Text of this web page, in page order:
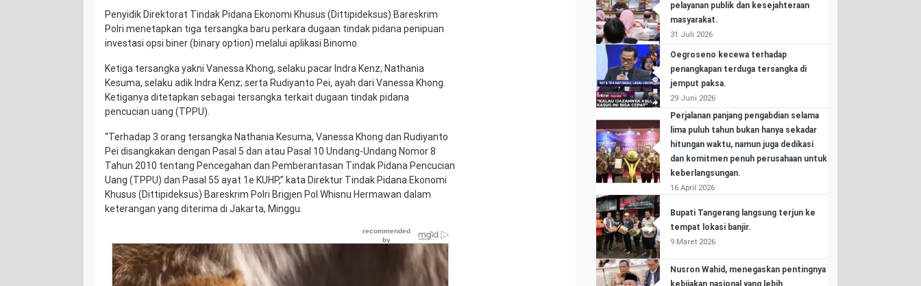
Penyidik Direktorat Tindak Pidana Ekonomi Khusus (Dittipideksus) Bareskrim
Polri menetapkan tiga tersangka baru perkara dugaan tindak pidana penipuan
investasi opsi biner (binary option) melalui aplikasi Binomo.
Ketiga tersangka yakni Vanessa Khong, selaku pacar Indra Kenz; Nathania
Kesuma, selaku adik Indra Kenz; serta Rudiyanto Pei, ayah dari Vanessa Khong.
Ketiganya ditetapkan sebagai tersangka terkait dugaan tindak pidana
pencucian uang (TPPU).
“Terhadap 3 orang tersangka Nathania Kesuma, Vanessa Khong dan Rudiyanto
Pei disangkakan dengan Pasal 5 dan atau Pasal 10 Undang-Undang Nomor 8
Tahun 2010 tentang Pencegahan dan Pemberantasan Tindak Pidana Pencucian
Uang (TPPU) dan Pasal 55 ayat 1e KUHP,” kata Direktur Tindak Pidana Ekonomi
Khusus (Dittipideksus) Bareskrim Polri Brigjen Pol Whisnu Hermawan dalam
keterangan yang diterima di Jakarta, Minggu.
pelayanan publik dan kesejahteraan
masyarakat.
31 Juli 2026
Oegroseno kecewa terhadap
penangkapan terduga tersangka di
jemput paksa.
29 Juni 2026
Perjalanan panjang pengabdian selama
lima puluh tahun bukan hanya sekadar
hitungan waktu, namun juga dedikasi
dan komitmen penuh perusahaan untuk
keberlangsungan.
16 April 2026
Bupati Tangerang langsung terjun ke
tempat lokasi banjir.
9 Maret 2026
Nusron Wahid, menegaskan pentingnya
kebijakan nasional yang lebih